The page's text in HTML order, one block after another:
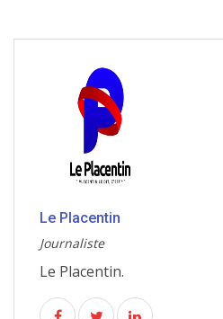
Le Placentin
Journaliste
Le Placentin.